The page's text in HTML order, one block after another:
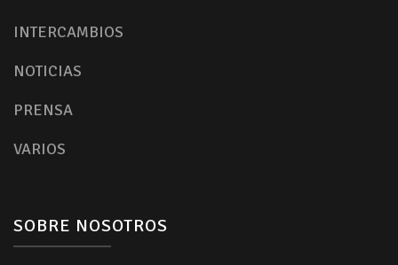
INTERCAMBIOS
NOTICIAS
PRENSA
VARIOS
SOBRE NOSOTROS